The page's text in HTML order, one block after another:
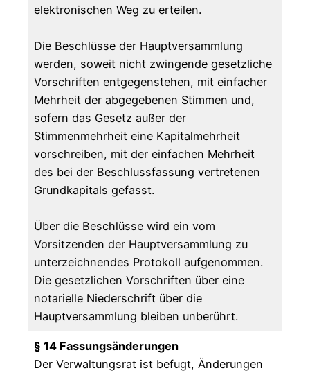
elektronischen Weg zu erteilen.
Die Beschlüsse der Hauptversammlung
werden, soweit nicht zwingende gesetzliche
Vorschriften entgegenstehen, mit einfacher
Mehrheit der abgegebenen Stimmen und,
sofern das Gesetz außer der
Stimmenmehrheit eine Kapitalmehrheit
vorschreiben, mit der einfachen Mehrheit
des bei der Beschlussfassung vertretenen
Grundkapitals gefasst.
Über die Beschlüsse wird ein vom
Vorsitzenden der Hauptversammlung zu
unterzeichnendes Protokoll aufgenommen.
Die gesetzlichen Vorschriften über eine
notarielle Niederschrift über die
Hauptversammlung bleiben unberührt.
§ 14 Fassungsänderungen
Der Verwaltungsrat ist befugt, Änderungen